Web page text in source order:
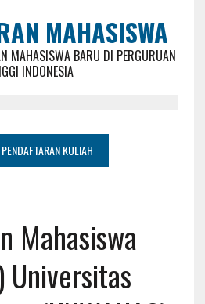
MAHASISWA
MAHASISWA BARU DI PERGURUAN
INDONESIA
KULIAH
Mahasiswa
Universitas